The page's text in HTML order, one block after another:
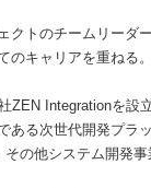
クトのチームリーダ
のキャリアを重ねる。
ZEN Integrationを設立
ある次世代開発プラ
その他システム開発